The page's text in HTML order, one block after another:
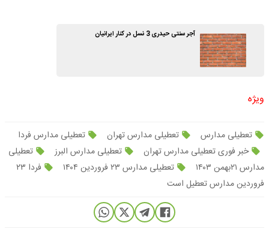
آجر سنتی حیدری 3 نسل در کنار ایرانیان
ویژه
تعطیلی مدارس تعطیلی مدارس تهران
تعطیلی مدارس فردا
خبر فوری تعطیلی مدارس تهران
تعطیلی مدارس البرز
تعطیلی
مدارس ۲۱بهمن ۱۴۰۳
تعطیلی مدارس ۲۳ فروردین ۱۴۰۴
فردا ۲۳
فروردین مدارس تعطیل است